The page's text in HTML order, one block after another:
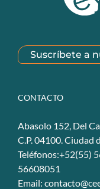
Suscríbete a
CONTACTO
Abasolo 152, Del
C.P. 04100. Ciudad
Teléfonos:+52(55)
56608051
Email: